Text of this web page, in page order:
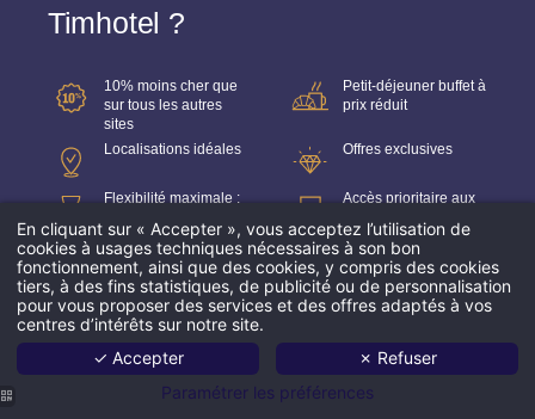
Timhotel ?
10% moins cher que
sur tous les autres
sites
Petit-déjeuner buffet à
prix réduit
Localisations idéales Offres exclusives
Flexibilité maximale :
votre arrivée
Accès prioritaire aux
disponibles
Tous noshôtels
En cliquant sur « Accepter », vous acceptez l’utilisation de
cookies à usages techniques nécessaires à son bon
fonctionnement, ainsi que des cookies, y compris des cookies
tiers, à des fins statistiques, de publicité ou de personnalisation
pour vous proposer des services et des offres adaptés à vos
centres d’intérêts sur notre site.
✓ Accepter
✗ Refuser
Paramétrer les préférences